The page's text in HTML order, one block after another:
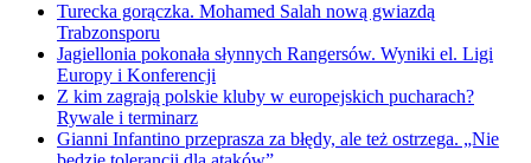
Turecka gorączka. Mohamed Salah nową gwiazdą
Trabzonsporu
Jagiellonia pokonała słynnych Rangersów. Wyniki el. Ligi
Europy i Konferencji
Z kim zagrają polskie kluby w europejskich pucharach?
Rywale i terminarz
Gianni Infantino przeprasza za błędy, ale też ostrzega. „Nie